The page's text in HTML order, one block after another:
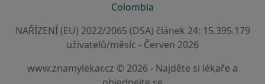
Colombia
NAŘÍZENÍ (EU) 2022/2065 (DSA) článek 24: 15.395.179
uživatelů/měsíc - Červen 2026
www.znamylekar.cz © 2026 - Najděte si lékaře a